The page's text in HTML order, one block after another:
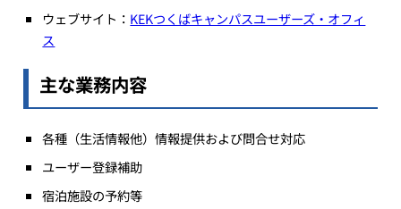
ウェブサイト： KEKつくばキャンパスユーザーズ・オフィ
ス
主な業務内容
各種（生活情報他）情報提供および問合せ対応
ユーザー登録補助
宿泊施設の予約等